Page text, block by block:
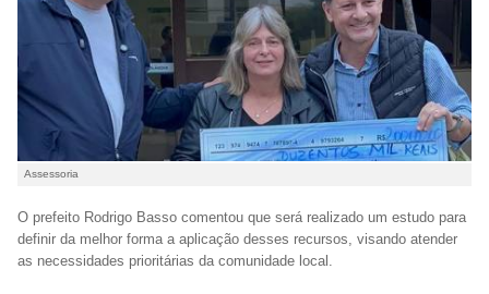
Assessoria
O prefeito Rodrigo Basso comentou que será realizado um estudo para
definir da melhor forma a aplicação desses recursos, visando atender
as necessidades prioritárias da comunidade local.